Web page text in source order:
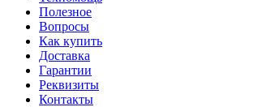
Полезное
Вопросы
Как купить
Доставка
Гарантии
Реквизиты
Контакты